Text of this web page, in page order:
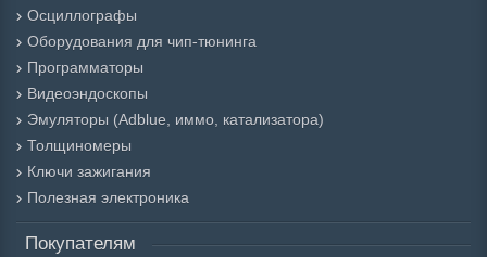
Осциллографы
Оборудования для чип-тюнинга
Программаторы
Видеоэндоскопы
Эмуляторы (Adblue, иммо, катализатора)
Толщиномеры
Ключи зажигания
Полезная электроника
Покупателям